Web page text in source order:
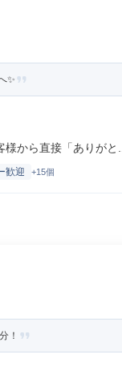
✨
から直接「ありがと...
歓迎 +15個
！